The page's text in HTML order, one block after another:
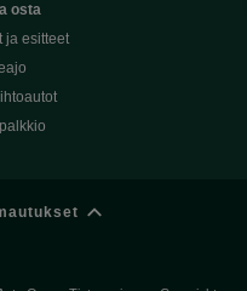
osta
ja esitteet